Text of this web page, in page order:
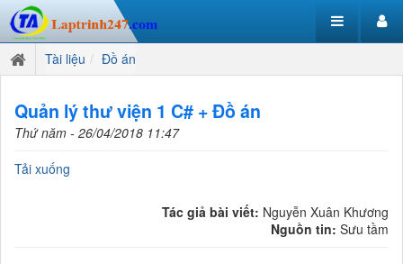
Tài liệu Đồ án
Quản lý thư viện 1 C# + Đồ án
Thứ năm - 26/04/2018 11:47
Tải xuống
Tác giả bài viết: Nguyễn Xuân Khương
Nguồn tin: Sưu tầm